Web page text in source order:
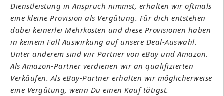
Dienstleistung in Anspruch nimmst, erhalten wir oftmals
eine kleine Provision als Vergütung. Für dich entstehen
dabei keinerlei Mehrkosten und diese Provisionen haben
in keinem Fall Auswirkung auf unsere Deal-Auswahl.
Unter anderem sind wir Partner von eBay und Amazon.
Als Amazon-Partner verdienen wir an qualifizierten
Verkäufen. Als eBay-Partner erhalten wir möglicherweise
eine Vergütung, wenn Du einen Kauf tätigst.